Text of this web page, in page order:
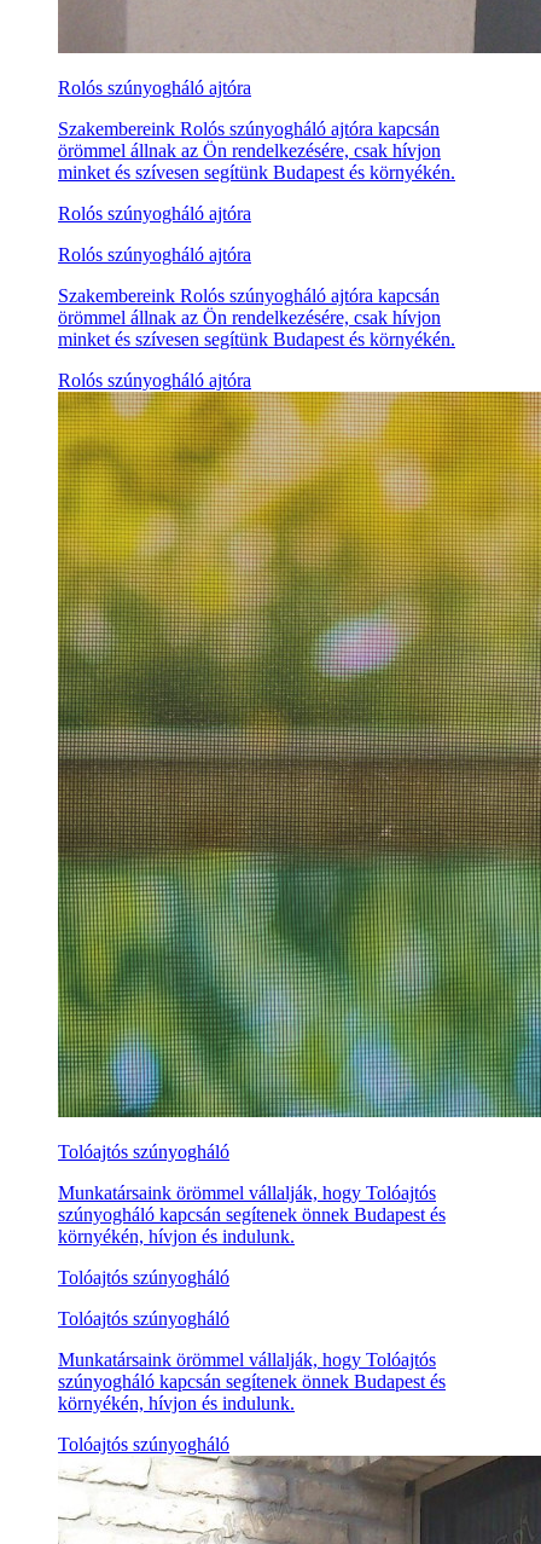
Rolós szúnyogháló ajtóra
Szakembereink Rolós szúnyogháló ajtóra kapcsán
örömmel állnak az Ön rendelkezésére, csak hívjon
minket és szívesen segítünk Budapest és környékén.
Rolós szúnyogháló ajtóra
Rolós szúnyogháló ajtóra
Szakembereink Rolós szúnyogháló ajtóra kapcsán
örömmel állnak az Ön rendelkezésére, csak hívjon
minket és szívesen segítünk Budapest és környékén.
Rolós szúnyogháló ajtóra
Tolóajtós szúnyogháló
Munkatársaink örömmel vállalják, hogy Tolóajtós
szúnyogháló kapcsán segítenek önnek Budapest és
környékén, hívjon és indulunk.
Tolóajtós szúnyogháló
Tolóajtós szúnyogháló
Munkatársaink örömmel vállalják, hogy Tolóajtós
szúnyogháló kapcsán segítenek önnek Budapest és
környékén, hívjon és indulunk.
Tolóajtós szúnyogháló